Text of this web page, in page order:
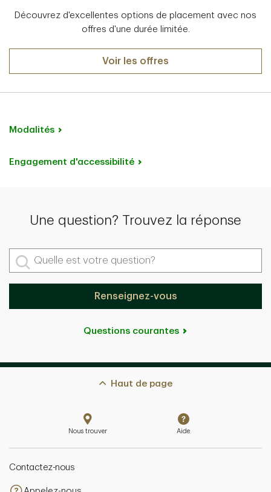
Découvrez d'excellentes options de placement avec nos
offres d'une durée limitée.
Voir les offres
Modalités
Engagement d'accessibilité
Une question? Trouvez la réponse
Quelle est votre question?
Renseignez-vous
Questions courantes
Haut de page
Nous trouver Aide
Contactez-nous